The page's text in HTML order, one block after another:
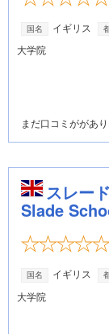
国名 イギリス
大学院
まだ口コミががあり
スレー
Slade
国名 イギリス
大学院